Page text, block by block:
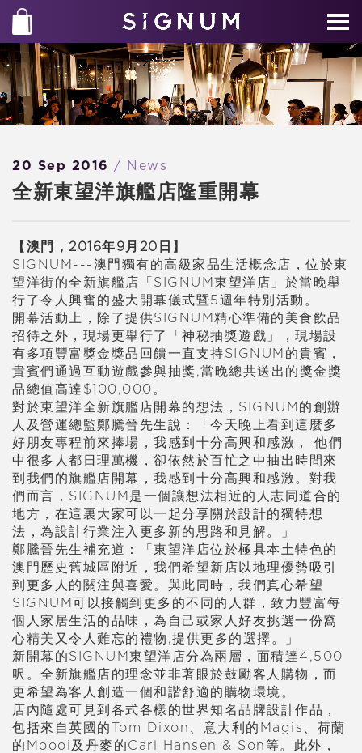
20 Sep 2016 / News
全新東望洋旗艦店隆重開幕
【澳門，2016年9月20日】
SIGNUM---澳門獨有的高級家品生活概念店，位於東
望洋街的全新旗艦店「SIGNUM東望洋店」於當晚舉
行了令人興奮的盛大開幕儀式暨5週年特別活動。
開幕活動上，除了提供SIGNUM精心準備的美食飲品
招待之外，現場更舉行了「神秘抽獎遊戲」，現場設
有多項豐富獎金獎品回饋一直支持SIGNUM的貴賓，
貴賓們通過互動遊戲參與抽獎,當晚總共送出的獎金獎
品總值高達$100,000。
對於東望洋全新旗艦店開幕的想法，SIGNUM的創辦
人及營運總監鄭騰晉先生說：「今天晚上看到這麼多
好朋友專程前來捧場，我感到十分高興和感激， 他們
中很多人都日理萬機，卻依然於百忙之中抽出時間來
到我們的旗艦店開幕，我感到十分高興和感激。對我
們而言，SIGNUM是一個讓想法相近的人志同道合的
地方，在這裏大家可以一起分享關於設計的獨特想
法，為設計行業注入更多新的思路和見解。」
鄭騰晉先生補充道：「東望洋店位於極具本土特色的
澳門歷史舊城區附近，我們希望新店以地理優勢吸引
到更多人的關注與喜愛。與此同時，我們真心希望
SIGNUM可以接觸到更多的不同的人群，致力豐富每
個人家居生活的品味，為自己或家人好友挑選一份窩
心精美又令人難忘的禮物,提供更多的選擇。」
新開幕的SIGNUM東望洋店分為兩層，面積達4,500
呎。全新旗艦店的理念並非著眼於鼓勵客人購物，而
更希望為客人創造一個和諧舒適的購物環境。
店內隨處可見到各式各樣的世界知名品牌設計作品，
包括來自英國的Tom Dixon、意大利的Magis、荷蘭
的Moooi及丹麥的Carl Hansen & Son等。此外，